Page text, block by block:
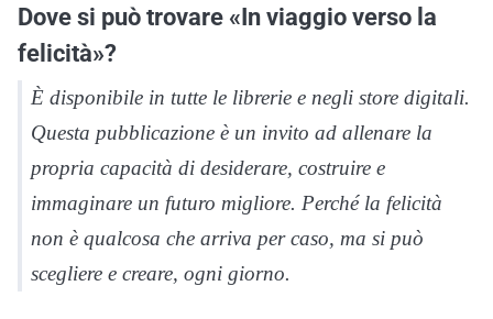
Dove si può trovare «In viaggio verso la
felicità»?
È disponibile in tutte le librerie e negli store digitali.
Questa pubblicazione è un invito ad allenare la
propria capacità di desiderare, costruire e
immaginare un futuro migliore. Perché la felicità
non è qualcosa che arriva per caso, ma si può
scegliere e creare, ogni giorno.